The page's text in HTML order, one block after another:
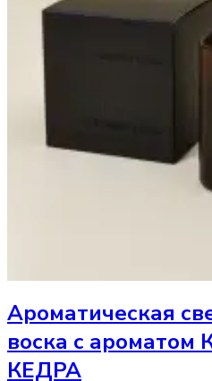
Ароматическая
воска с
КЕДРА